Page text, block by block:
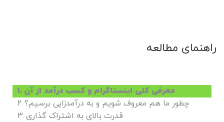
راهنمای مطالعه
معرفی کلی اینستاگرام و کسب درآمد از آن
چطور ما هم معروف شویم و به درآمدزایی برسیم؟
قدرت بالای به اشتراک گذاری